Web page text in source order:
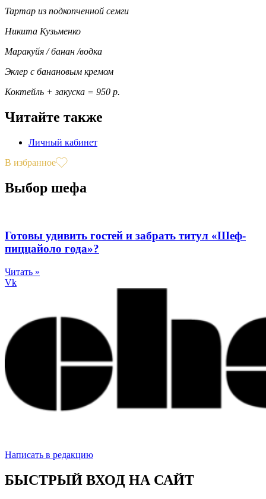
Тартар из подкопченной семги
Никита Кузьменко
Маракуйя / банан /водка
Эклер с банановым кремом
Коктейль + закуска = 950 р.
Читайте также
Личный кабинет
В избранное
Выбор шефа
Готовы удивить гостей и забрать титул «Шеф-
пиццайоло года»?
Читать »
Vk
Написать в редакцию
БЫСТРЫЙ ВХОД НА САЙТ